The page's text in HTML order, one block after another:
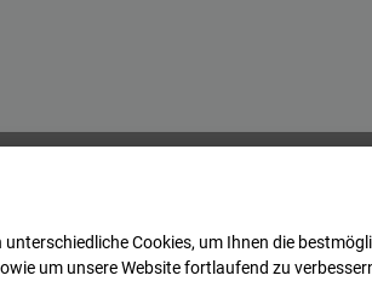
-Cam4 Archiv 2025
unterschiedliche Cookies, um Ihnen die
um unsere Website fortlaufend zu